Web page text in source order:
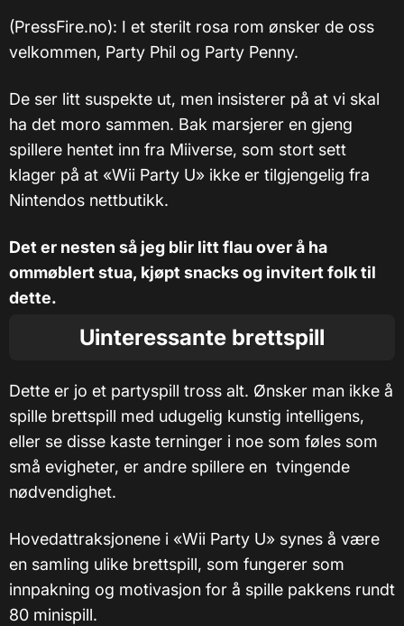
(PressFire.no): I et sterilt rosa rom ønsker de oss
velkommen, Party Phil og Party Penny.
De ser litt suspekte ut, men insisterer på at vi skal
ha det moro sammen. Bak marsjerer en gjeng
spillere hentet inn fra Miiverse, som stort sett
klager på at «Wii Party U» ikke er tilgjengelig fra
Nintendos nettbutikk.
Det er nesten så jeg blir litt flau over å ha
ommøblert stua, kjøpt snacks og invitert folk til
dette.
Uinteressante brettspill
Dette er jo et partyspill tross alt. Ønsker man ikke å
spille brettspill med udugelig kunstig intelligens,
eller se disse kaste terninger i noe som føles som
små evigheter, er andre spillere en tvingende
nødvendighet.
Hovedattraksjonene i «Wii Party U» synes å være
en samling ulike brettspill, som fungerer som
innpakning og motivasjon for å spille pakkens rundt
80 minispill.